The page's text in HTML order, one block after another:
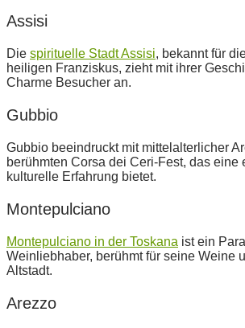
Assisi
Die spirituelle Stadt Assisi, bekannt für
heiligen Franziskus, zieht mit ihrer
Charme Besucher an.
Gubbio
Gubbio beeindruckt mit mittelalterlicher
berühmten Corsa dei Ceri-Fest, das eine
kulturelle Erfahrung bietet.
Montepulciano
Montepulciano in der Toskana ist ein
Weinliebhaber, berühmt für seine Weine
Altstadt.
Arezzo